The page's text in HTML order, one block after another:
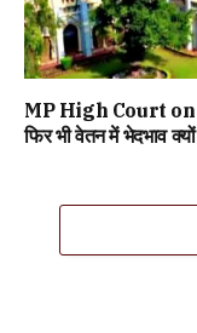
MP High Court on
फिर भी वेतन में भेदभाव